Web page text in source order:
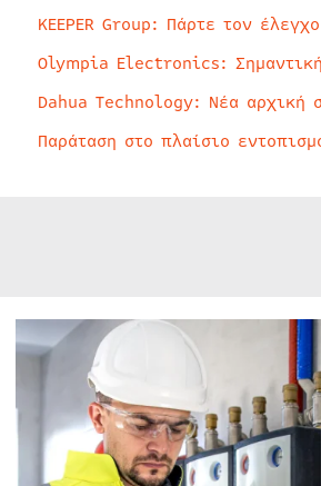
KEEPER Group: Πάρτε τον
Olympia Electronics: Σημαντική
Dahua Technology: Νέα αρχική
Παράταση στο πλαίσιο